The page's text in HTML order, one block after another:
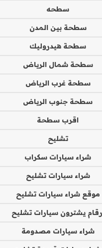
سطحه
سطحة بين المدن
سطحة هيدروليك
سطحة شمال الرياض
سطحة غرب الرياض
سطحة جنوب الرياض
اقرب سطحة
تشليح
شراء سيارات سكراب
شراء سيارات تشليح
موقع شراء سيارات تشليح
يشترون سيارات تشليح
شراء سيارات مصدومة